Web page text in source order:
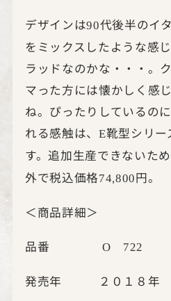
デザインは90代後半のイ
をミックスしたような感
ラッドなのかな・・・。
マった方には懐かしく感
ね。ぴったりしているの
れる感触は、 E靴型シリ
す。追加生産できないため
外で税込価格74,800円。
＜商品詳細＞
品番 O 722
発売年 ２０１８年